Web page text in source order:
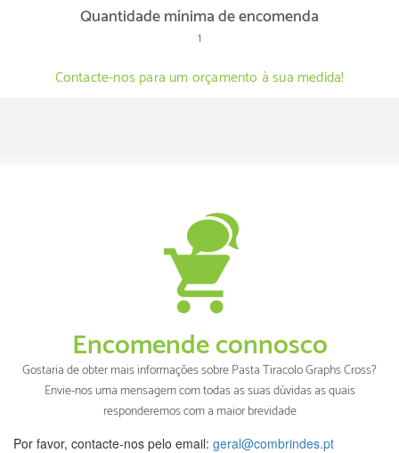
Quantidade mínima de encomenda
1
Contacte-nos para um orçamento à sua medida!
Encomende connosco
Gostaria de obter mais informações sobre Pasta Tiracolo Graphs Cross?
Envie-nos uma mensagem com todas as suas dúvidas as quais
responderemos com a maior brevidade
Por favor, contacte-nos pelo email: geral@combrindes.pt